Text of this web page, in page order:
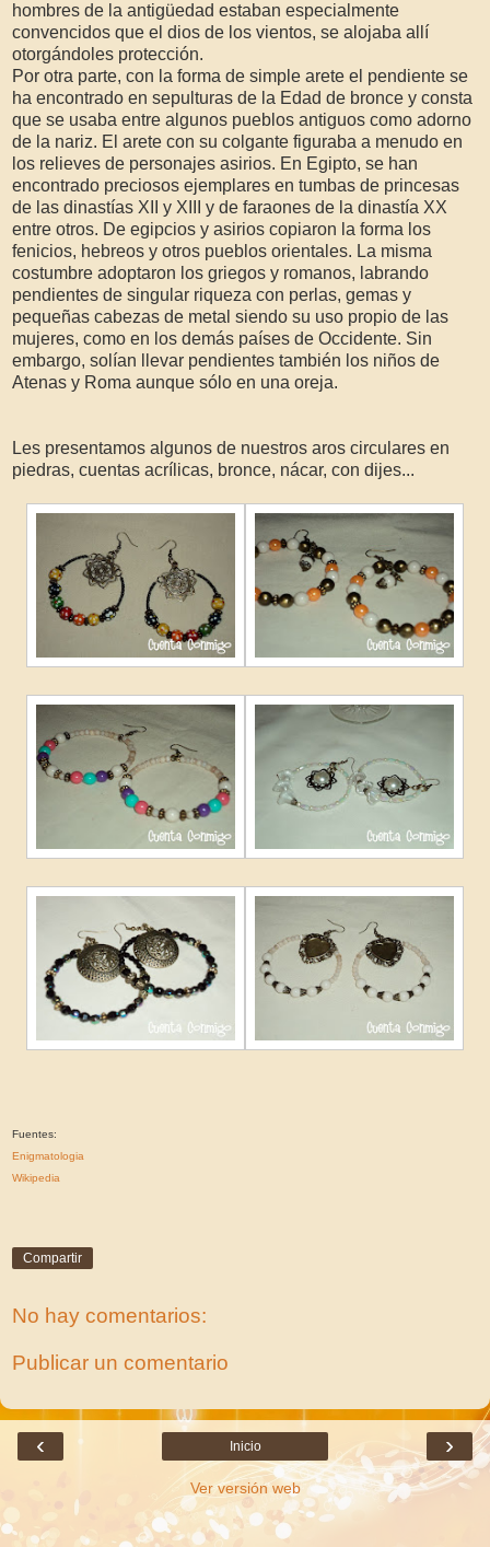
hombres de la antigüedad estaban especialmente
convencidos que el dios de los vientos, se alojaba allí
otorgándoles protección.
Por otra parte, con la forma de simple arete el pendiente se
ha encontrado en sepulturas de la Edad de bronce y consta
que se usaba entre algunos pueblos antiguos como adorno
de la nariz. El arete con su colgante figuraba a menudo en
los relieves de personajes asirios. En Egipto, se han
encontrado preciosos ejemplares en tumbas de princesas
de las dinastías XII y XIII y de faraones de la dinastía XX
entre otros. De egipcios y asirios copiaron la forma los
fenicios, hebreos y otros pueblos orientales. La misma
costumbre adoptaron los griegos y romanos, labrando
pendientes de singular riqueza con perlas, gemas y
pequeñas cabezas de metal siendo su uso propio de las
mujeres, como en los demás países de Occidente. Sin
embargo, solían llevar pendientes también los niños de
Atenas y Roma aunque sólo en una oreja.
Les presentamos algunos de nuestros aros circulares en
piedras, cuentas acrílicas, bronce, nácar, con dijes...
Fuentes:
Enigmatologia
Wikipedia
Compartir
No hay comentarios:
Publicar un comentario
‹ ›
Inicio
Ver versión web